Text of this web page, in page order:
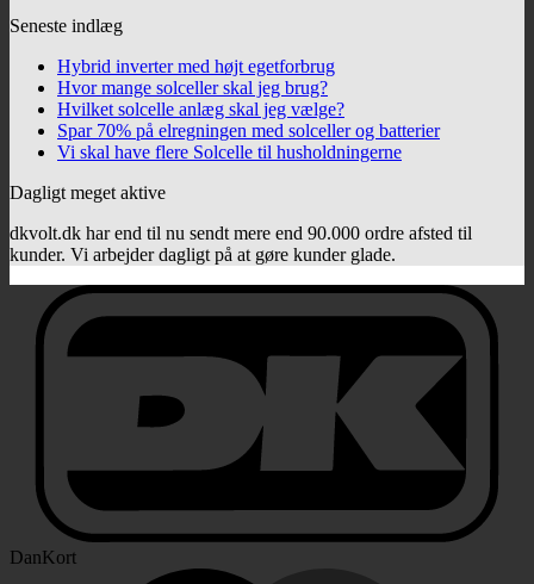
Seneste indlæg
Hybrid inverter med højt egetforbrug
Hvor mange solceller skal jeg brug?
Hvilket solcelle anlæg skal jeg vælge?
Spar 70% på elregningen med solceller og batterier
Vi skal have flere Solcelle til husholdningerne
Dagligt meget aktive
dkvolt.dk har end til nu sendt mere end 90.000 ordre afsted til
kunder. Vi arbejder dagligt på at gøre kunder glade.
DanKort